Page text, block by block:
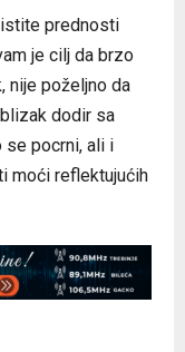
prednosti
je cilj da brzo
nije poželjno da
dodir sa
se pocrni, ali i
moći reflektujućih